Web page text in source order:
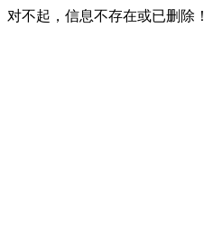
对不起，信息不存在或已删除！